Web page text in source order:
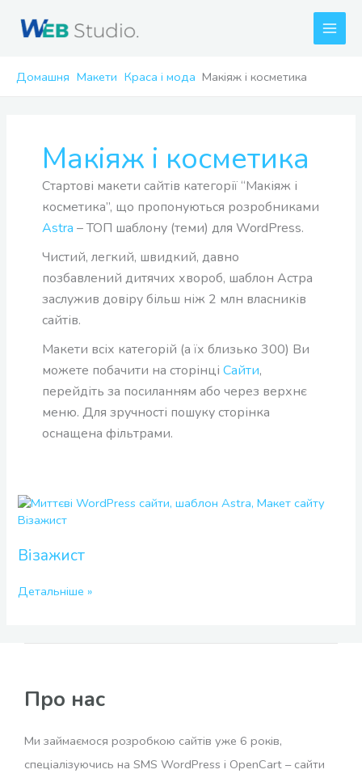
вмісту
Домашня Макети Краса і мода Макіяж і косметика
Макіяж і косметика
Стартові макети сайтів категорії “Макіяж і
косметика”, що пропонуються розробниками
Astra – ТОП шаблону (теми) для WordPress.
Чистий, легкий, швидкий, давно
позбавлений дитячих хвороб, шаблон Астра
заслужив довіру більш ніж 2 млн власників
сайтів.
Макети всіх категорій (а їх близько 300) Ви
можете побачити на сторінці Сайти,
перейдіть за посиланням або через верхнє
меню. Для зручності пошуку сторінка
оснащена фільтрами.
Візажист
Візажист
Детальніше »
Про нас
Ми займаємося розробкою сайтів уже 6 років,
спеціалізуючись на SMS WordPress і OpenCart – сайти